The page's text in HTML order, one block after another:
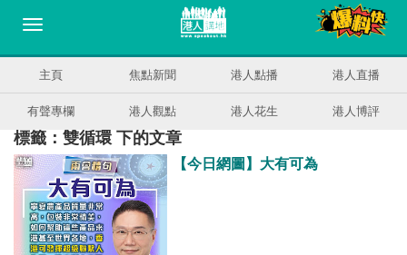
主頁 焦點新聞 港人點播 港人直播
有聲專欄 港人觀點 港人花生 港人博評
標籤：雙循環 下的文章
【今日網圖】大有可為